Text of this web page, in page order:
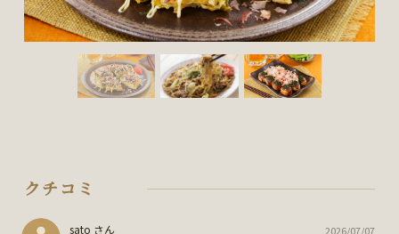
クチコミ
sato さん 2026/07/07